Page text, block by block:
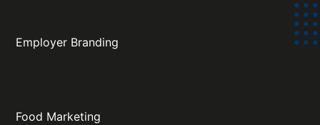
Employer Branding
Food Marketing